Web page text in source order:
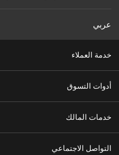
عربي
ة
خدمة العملاء
أدوات التسوق
خدمات المالك
التواصل الاجتماعي